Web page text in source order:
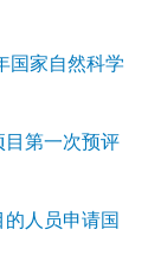
国家自然科学
第一次预评
人员申请国